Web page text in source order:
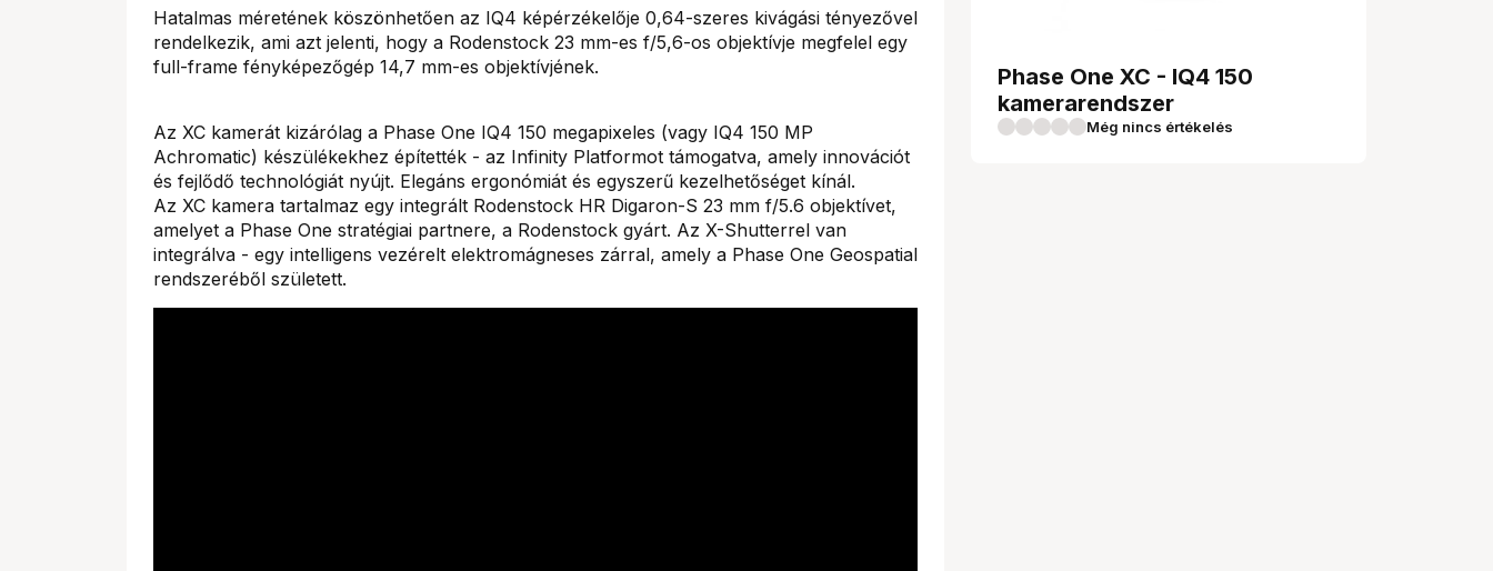
Hatalmas méretének köszönhetően az IQ4 képérzékelője 0,64-szeres kivágási tényezővel
rendelkezik, ami azt jelenti, hogy a Rodenstock 23 mm-es f/5,6-os objektívje megfelel egy
full-frame fényképezőgép 14,7 mm-es objektívjének.
Az XC kamerát kizárólag a Phase One IQ4 150 megapixeles (vagy IQ4 150 MP
Achromatic) készülékekhez építették - az Infinity Platformot támogatva, amely innovációt
és fejlődő technológiát nyújt. Elegáns ergonómiát és egyszerű kezelhetőséget kínál.
Az XC kamera tartalmaz egy integrált Rodenstock HR Digaron-S 23 mm f/5.6 objektívet,
amelyet a Phase One stratégiai partnere, a Rodenstock gyárt. Az X-Shutterrel van
integrálva - egy intelligens vezérelt elektromágneses zárral, amely a Phase One Geospatial
rendszeréből született.
Phase One XC - IQ4 150
kamerarendszer
Még nincs értékelés